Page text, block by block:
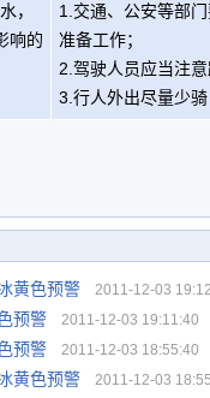
，
响的
1.交通、公安等部
准备工作；
2.驾驶人员应当注意
3.行人外出尽量少骑
黄色预警 2011-12-03
预警 2011-12-03 19:11:40
预警 2011-12-03 18:55:40
黄色预警 2011-12-03